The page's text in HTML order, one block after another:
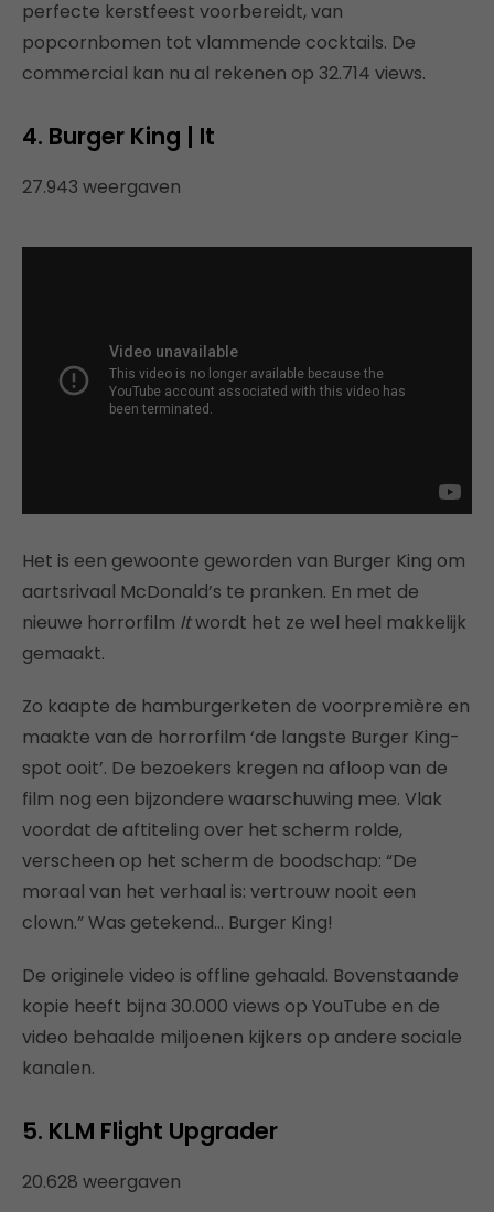
perfecte kerstfeest voorbereidt, van
popcornbomen tot vlammende cocktails. De
commercial kan nu al rekenen op 32.714 views.
4. Burger King | It
27.943 weergaven
Het is een gewoonte geworden van Burger King om
aartsrivaal McDonald’s te pranken. En met de
nieuwe horrorfilm Itwordt het ze wel heel makkelijk
gemaakt.
Zo kaapte de hamburgerketen de voorpremière en
maakte van de horrorfilm ‘de langste Burger King-
spot ooit’. De bezoekers kregen na afloop van de
film nog een bijzondere waarschuwing mee. Vlak
voordat de aftiteling over het scherm rolde,
verscheen op het scherm de boodschap: “De
moraal van het verhaal is: vertrouw nooit een
clown.” Was getekend… Burger King!
De originele video is offline gehaald. Bovenstaande
kopie heeft bijna 30.000 views op YouTube en de
video behaalde miljoenen kijkers op andere sociale
kanalen.
5. KLM Flight Upgrader
20.628 weergaven